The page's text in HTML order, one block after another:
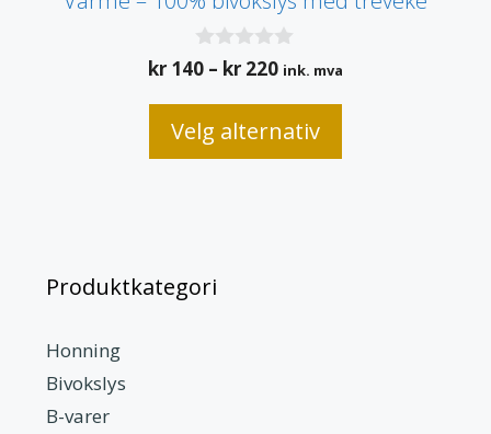
0
a
v
5
kr 140 – kr 220Prisområde:
til
ink. mva
Velg alternativ
Produktkategori
Honning
Bivokslys
B-varer